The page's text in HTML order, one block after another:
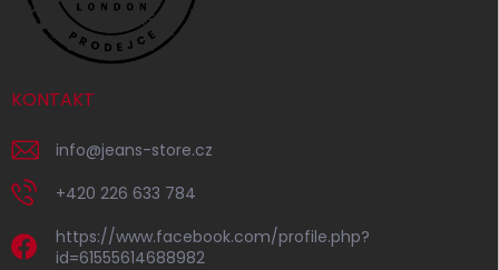
KONTAKT
info@jeans-store.cz
+420 226 633 784
https://www.facebook.com/profile.php?
id=61555614688982